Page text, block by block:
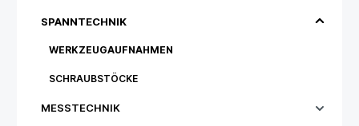
SPANNTECHNIK
WERKZEUGAUFNAHMEN
SCHRAUBSTÖCKE
MESSTECHNIK